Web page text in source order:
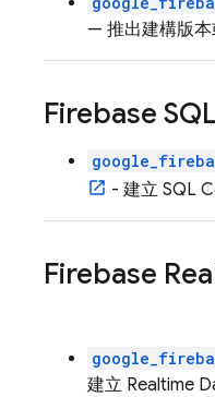
— 推出建構版本
Firebase
- 建立 SQL
Firebase
建立 Realtime